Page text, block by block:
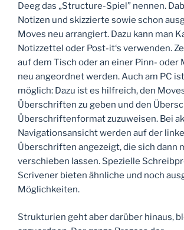
Deeg das „Structure-Spiel” nennen.
Notizen und skizzierte sowie schon
Moves neu arrangiert. Dazu kann man
Notizzettel oder Post-it‘s verwenden.
auf dem Tisch oder an einer Pinn- oder
neu angeordnet werden. Auch am PC
möglich: Dazu ist es hilfreich, den
Überschriften zu geben und den
Überschriftenformat zuzuweisen. Bei
Navigationsansicht werden auf der
Überschriften angezeigt, die sich dann
verschieben lassen. Spezielle
Scrivener bieten ähnliche und noch
Möglichkeiten.
Strukturien geht aber darüber hinaus,